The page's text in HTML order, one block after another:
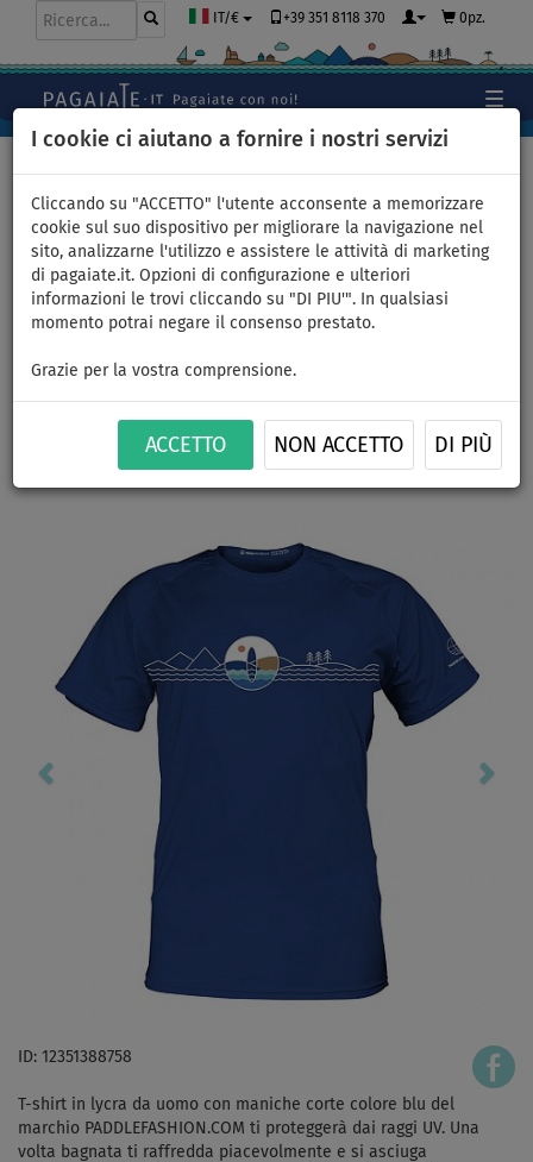
I cookie ci aiutano a fornire i nostri servizi
Cliccando su "ACCETTO" l'utente acconsente a memorizzare
cookie sul suo dispositivo per migliorare la navigazione nel
sito, analizzarne l'utilizzo e assistere le attività di marketing
di pagaiate.it. Opzioni di configurazione e ulteriori
informazioni le trovi cliccando su "DI PIU'". In qualsiasi
momento potrai negare il consenso prestato.
Grazie per la vostra comprensione.
ACCETTO NON ACCETTO DI PIÙ
IT/€ +39 351 8118 370 0pz.
T-shirt uomo
PADDLEBOARDING BLUE lycra
manica corta - taglia: L
ID: 12351388758
T-shirt in lycra da uomo con maniche corte colore blu del
marchio PADDLEFASHION.COM ti proteggerà dai raggi UV. Una
volta bagnata ti raffredda piacevolmente e si asciuga